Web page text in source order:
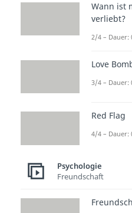
Wie
Nicht
wall“,
on the
Effekt
Wie
the
Die
Wann ist
verliebt?
2/4 – Dauer:
Love
3/4 – Dauer:
Red Flag
4/4 – Dauer:
Psychologie
Freundschaft